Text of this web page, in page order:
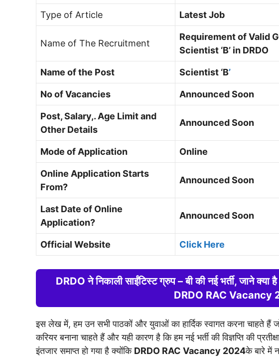
Type of Article Latest Job
Name of The Recruitment
Requirement of Valid
Scientist ‘B’ in DRDO
Name of the Post Scientist ‘B’
No of Vacancies Announced Soon
Post, Salary,. Age Limit and
Other Details
Announced Soon
Mode of Application Online
Online Application Starts
From?
Announced Soon
Last Date of Online
Application?
Announced Soon
Official Website Click Here
DRDO ने निकाली साईंटिस्ट ग्रुप – बी की नई भर्ती, जाने
DRDO RAC Vacancy
इस लेख में, हम उन सभी पाठकों और युवाओं का हार्दिक स्वागत करना चाहते हैं
करियर बनाना चाहते हैं और यही कारण है कि हम नई भर्ती की विज्ञप्ति की
इंतजार समाप्त हो गया है क्योंकि DRDO RAC Vacancy 2024के बारे में